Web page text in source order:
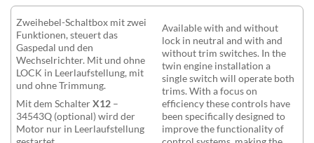
Zweihebel-Schaltbox mit zwei
Funktionen, steuert das
Gaspedal und den
Wechselrichter. Mit und ohne
LOCK in Leerlaufstellung, mit
und ohne Trimmung.
Mit dem SchalterX12 –
34543Q (optional) wird der
Motor nur in Leerlaufstellung
Available with and without
lock in neutral and with and
without trim switches. In the
twin engine installation a
single switch will operate both
trims. With a focus on
efficiency these controls have
been specifically designed to
improve the functionality of